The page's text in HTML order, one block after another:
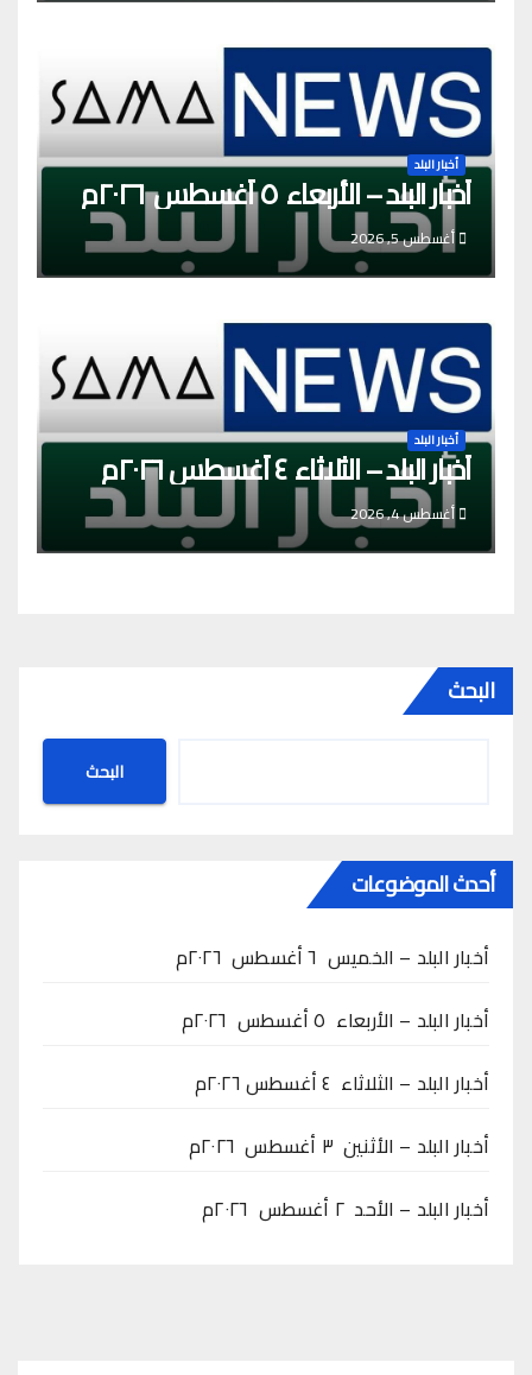
أخبار البلد
أخبار البلد – الأربعاء ٥ أغسطس ٢٠٢٦م
أغسطس 5, 2026
أخبار البلد
أخبار البلد – الثلاثاء ٤ أغسطس ٢٠٢٦م
أغسطس 4, 2026
البحث
البحث
أحدث الموضوعات
أخبار البلد – الخميس ٦ أغسطس ٢٠٢٦م
أخبار البلد – الأربعاء ٥ أغسطس ٢٠٢٦م
أخبار البلد – الثلاثاء ٤ أغسطس ٢٠٢٦م
أخبار البلد – الأثنين ٣ أغسطس ٢٠٢٦م
أخبار البلد – الأحد ٢ أغسطس ٢٠٢٦م